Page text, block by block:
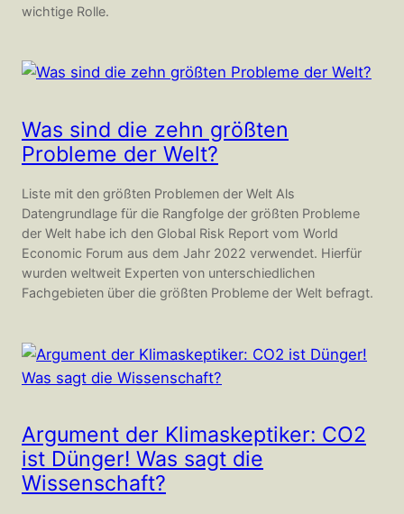
wichtige Rolle.
Was sind die zehn größten
Probleme der Welt?
Liste mit den größten Problemen der Welt Als
Datengrundlage für die Rangfolge der größten Probleme
der Welt habe ich den Global Risk Report vom World
Economic Forum aus dem Jahr 2022 verwendet. Hierfür
wurden weltweit Experten von unterschiedlichen
Fachgebieten über die größten Probleme der Welt befragt.
Argument der Klimaskeptiker: CO2
ist Dünger! Was sagt die
Wissenschaft?